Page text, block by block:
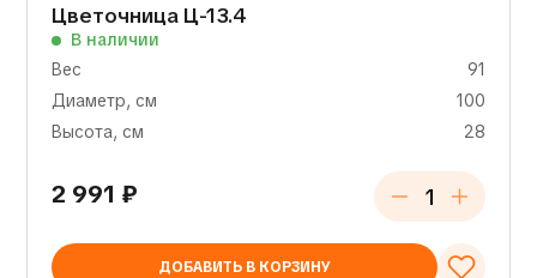
Цветочница Ц-13.4
В наличии
Вес
91
Диаметр, см
100
Высота, см
28
2 991 ₽
ДОБАВИТЬ В КОРЗИНУ